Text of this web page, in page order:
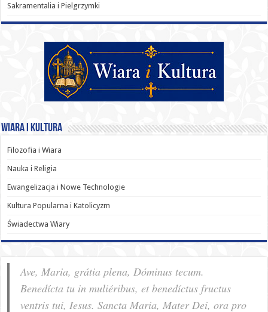
Sakramentalia i Pielgrzymki
Wiara i Kultura
Filozofia i Wiara
Nauka i Religia
Ewangelizacja i Nowe Technologie
Kultura Popularna i Katolicyzm
Świadectwa Wiary
Ave, Maria, grátia plena, Dóminus tecum.
Benedícta tu in muliéribus, et benedíctus fructus
ventris tui, Iesus. Sancta Maria, Mater Dei, ora pro